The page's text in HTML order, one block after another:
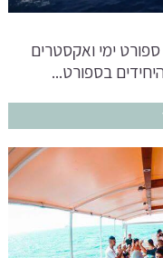
ספורט ימי באשדוד 052-3271774 ספורט ימי ואקסטרים
בספורט...